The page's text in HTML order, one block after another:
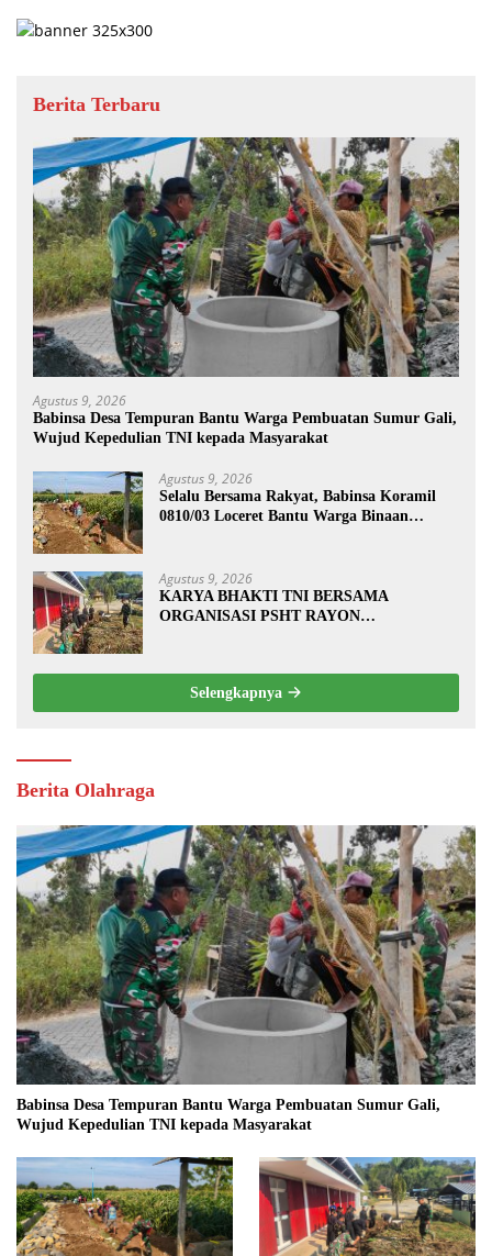
Berita Terbaru
Agustus 9, 2026
Babinsa Desa Tempuran Bantu Warga Pembuatan Sumur Gali,
Wujud Kepedulian TNI kepada Masyarakat
Agustus 9, 2026
Selalu Bersama Rakyat, Babinsa Koramil
0810/03 Loceret Bantu Warga Binaan
Agustus 9, 2026
KARYA BHAKTI TNI BERSAMA
ORGANISASI PSHT RAYON
KEMANUNGGALAN TNI-RAKYAT
Selengkapnya
Berita Olahraga
Babinsa Desa Tempuran Bantu Warga Pembuatan Sumur Gali,
Wujud Kepedulian TNI kepada Masyarakat